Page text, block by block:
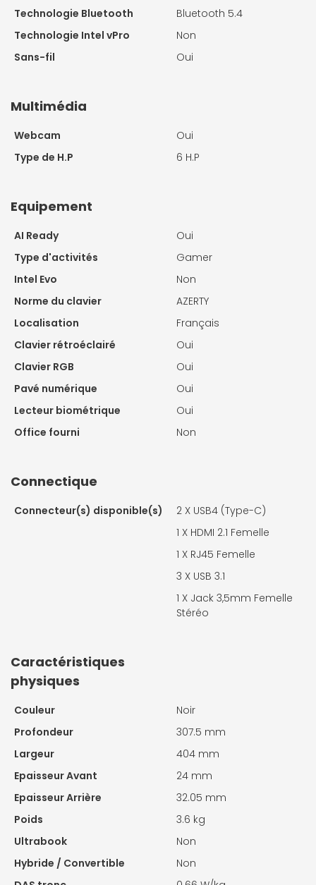
Technologie Bluetooth
Bluetooth 5.4
Technologie Intel vPro
Non
Sans-fil
Oui
Multimédia
Webcam
Oui
Type de H.P
6 H.P
Equipement
AI Ready
Oui
Type d'activités
Gamer
Intel Evo
Non
Norme du clavier
AZERTY
Localisation
Français
Clavier rétroéclairé
Oui
Clavier RGB
Oui
Pavé numérique
Oui
Lecteur biométrique
Oui
Office fourni
Non
Connectique
Connecteur(s) disponible(s) 2 X USB4 (Type-C)
1 X HDMI 2.1 Femelle
1 X RJ45 Femelle
3 X USB 3.1
1 X Jack 3,5mm Femelle
Stéréo
Caractéristiques
physiques
Couleur
Noir
Profondeur
307.5 mm
Largeur
404 mm
Epaisseur Avant
24 mm
Epaisseur Arrière
32.05 mm
Poids
3.6 kg
Ultrabook
Non
Hybride / Convertible
Non